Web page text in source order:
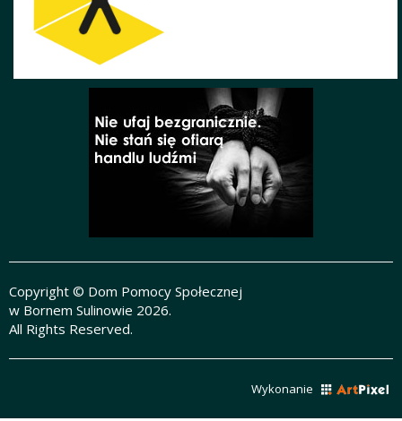
Copyright © Dom Pomocy Społecznej
w Bornem Sulinowie 2026.
All Rights Reserved.
Wykonanie